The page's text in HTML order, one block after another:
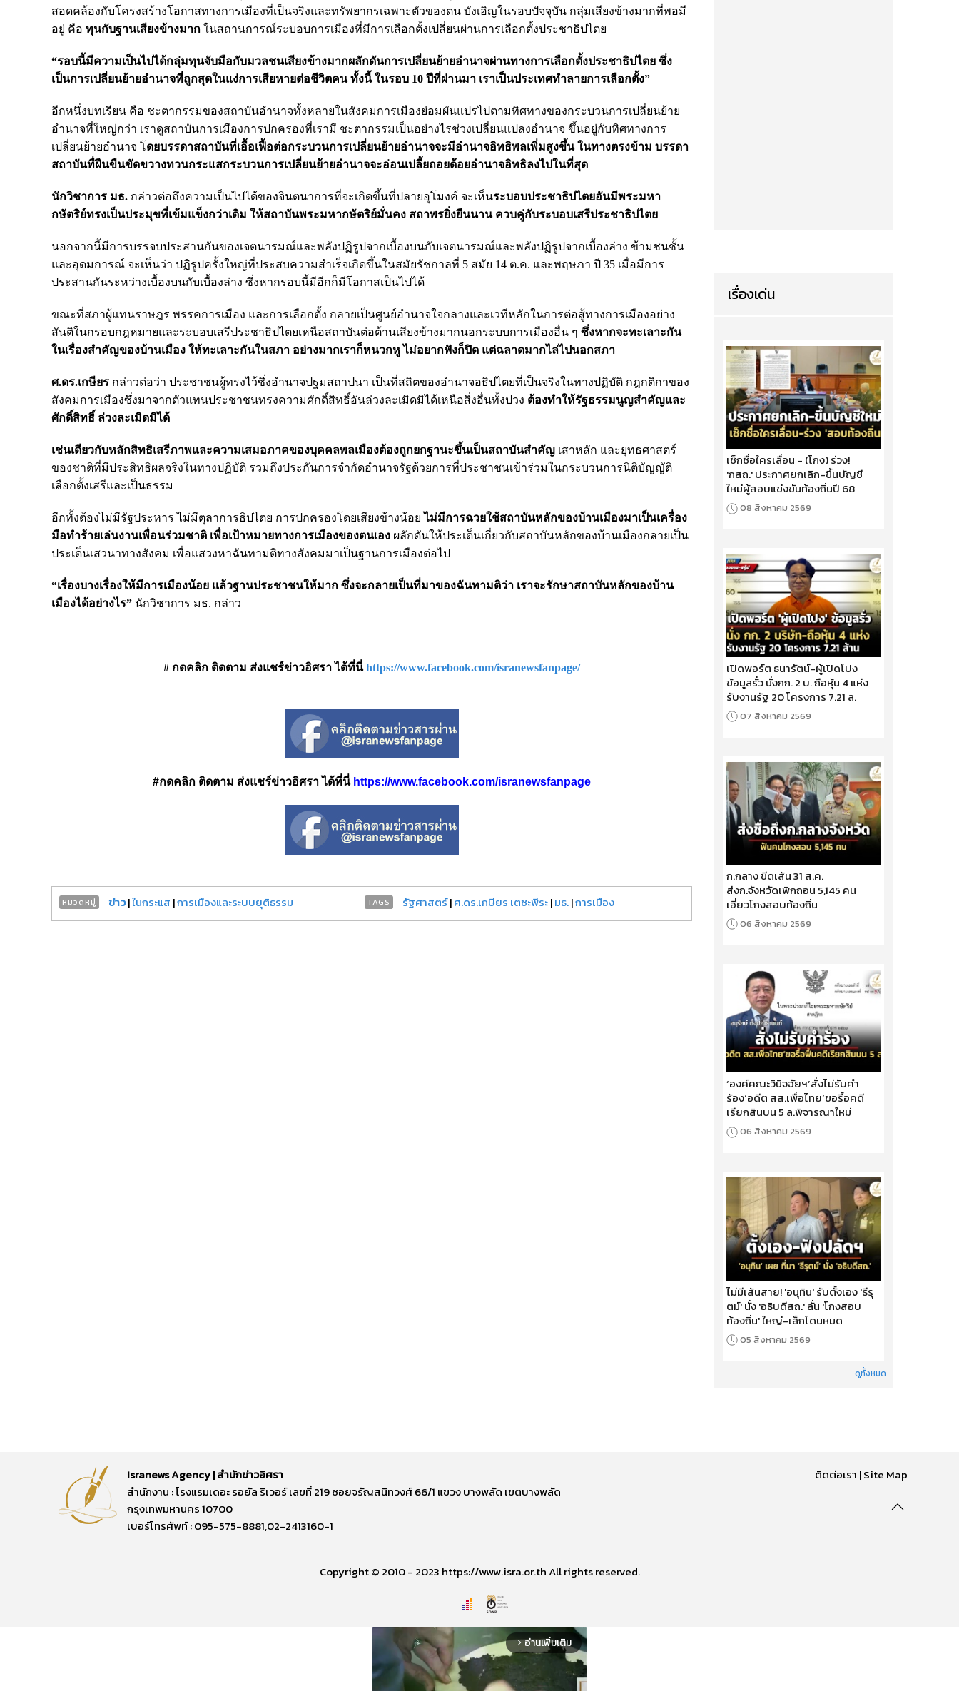
สอดคล้องกับโครงสร้างโอกาสทางการเมืองที่เป็นจริงและทรัพยากรเฉพาะตัวของตน บังเอิญในรอบปัจจุบัน กลุ่มเสียงข้างมากที่พอมี
อยู่ คือ ทุนกับฐานเสียงข้างมาก ในสถานการณ์ระบอบการเมืองที่มีการเลือกตั้งเปลี่ยนผ่านการเลือกตั้งประชาธิปไตย
“รอบนี้มีความเป็นไปได้กลุ่มทุนจับมือกับมวลชนเสียงข้างมากผลักดันการเปลี่ยนย้ายอำนาจผ่านทางการเลือกตั้งประชาธิปไตย ซึ่ง
เป็นการเปลี่ยนย้ายอำนาจที่ถูกสุดในแง่การเสียหายต่อชีวิตคน ทั้งนี้ ในรอบ 10 ปีที่ผ่านมา เราเป็นประเทศทำลายการเลือกตั้ง”
อีกหนึ่งบทเรียน คือ ชะตากรรมของสถาบันอำนาจทั้งหลายในสังคมการเมืองย่อมผันแปรไปตามทิศทางของกระบวนการเปลี่ยนย้าย
อำนาจที่ใหญ่กว่า เราดูสถาบันการเมืองการปกครองที่เรามี ชะตากรรมเป็นอย่างไรช่วงเปลี่ยนแปลงอำนาจ ขึ้นอยู่กับทิศทางการ
เปลี่ยนย้ายอำนาจ โดยบรรดาสถาบันที่เอื้อเฟื้อต่อกระบวนการเปลี่ยนย้ายอำนาจจะมีอำนาจอิทธิพลเพิ่มสูงขึ้น ในทางตรงข้าม บรรดา
สถาบันทื่ฝืนขืนขัดขวางทวนกระแสกระบวนการเปลี่ยนย้ายอำนาจจะอ่อนเปลี้ยถอยด้อยอำนาจอิทธิลงไปในที่สุด
นักวิชาการ มธ. กล่าวต่อถึงความเป็นไปได้ของจินตนาการที่จะเกิดขึ้นที่ปลายอุโมงค์ จะเห็นระบอบประชาธิปไตยอันมีพระมหา
กษัตริย์ทรงเป็นประมุขที่เข้มแข็งกว่าเดิม ให้สถาบันพระมหากษัตริย์มั่นคง สถาพรยิ่งยืนนาน ควบคู่กับระบอบเสรีประชาธิปไตย
นอกจากนี้มีการบรรจบประสานกันของเจตนารมณ์และพลังปฏิรูปจากเบื้องบนกับเจตนารมณ์และพลังปฏิรูปจากเบื้องล่าง ข้ามชนชั้น
และอุดมการณ์ จะเห็นว่า ปฏิรูปครั้งใหญ่ที่ประสบความสำเร็จเกิดขึ้นในสมัยรัชกาลที่ 5 สมัย 14 ต.ค. และพฤษภา ปี 35 เมื่อมีการ
ประสานกันระหว่างเบื้องบนกับเบื้องล่าง ซึ่งหากรอบนี้มีอีกก็มีโอกาสเป็นไปได้
ขณะที่สภาผู้แทนราษฎร พรรคการเมือง และการเลือกตั้ง กลายเป็นศูนย์อำนาจใจกลางและเวทีหลักในการต่อสู้ทางการเมืองอย่าง
สันติในกรอบกฎหมายและระบอบเสรีประชาธิปไตยเหนือสถาบันต่อต้านเสียงข้างมากนอกระบบการเมืองอื่น ๆ ซึ่งหากจะทะเลาะกัน
ในเรื่องสำคัญของบ้านเมือง ให้ทะเลาะกันในสภา อย่างมากเราก็หนวกหู ไม่อยากฟังก็ปิด แต่ฉลาดมากไล่ไปนอกสภา
ศ.ดร.เกษียร กล่าวต่อว่า ประชาชนผู้ทรงไว้ซึ่งอำนาจปฐมสถาปนา เป็นที่สถิตของอำนาจอธิปไตยที่เป็นจริงในทางปฏิบัติ กฎกติกาของ
สังคมการเมืองซึ่งมาจากตัวแทนประชาชนทรงความศักดิ์สิทธิ์อันล่วงละเมิดมิได้เหนือสิ่งอื่นทั้งปวง ต้องทำให้รัฐธรรมนูญสำคัญและ
ศักดิ์สิทธิ์ ล่วงละเมิดมิได้
เช่นเดียวกับหลักสิทธิเสรีภาพและความเสมอภาคของบุคคลพลเมืองต้องถูกยกฐานะขึ้นเป็นสถาบันสำคัญ เสาหลัก และยุทธศาสตร์
ของชาติที่มีประสิทธิผลจริงในทางปฏิบัติ รวมถึงประกันการจำกัดอำนาจรัฐด้วยการที่ประชาชนเข้าร่วมในกระบวนการนิติบัญญัติ
เลือกตั้งเสรีและเป็นธรรม
อีกทั้งต้องไม่มีรัฐประหาร ไม่มีตุลาการธิปไตย การปกครองโดยเสียงข้างน้อยไม่มีการฉวยใช้สถาบันหลักของบ้านเมืองมาเป็นเครื่อง
มือทำร้ายเล่นงานเพื่อนร่วมชาติ เพื่อเป้าหมายทางการเมืองของตนเอง ผลักดันให้ประเด็นเกี่ยวกับสถาบันหลักของบ้านเมืองกลายเป็น
ประเด็นเสวนาทางสังคม เพื่อแสวงหาฉันทามติทางสังคมมาเป็นฐานการเมืองต่อไป
“เรื่องบางเรื่องให้มีการเมืองน้อย แล้วฐานประชาชนให้มาก ซึ่งจะกลายเป็นที่มาของฉันทามติว่า เราจะรักษาสถาบันหลักของบ้าน
เมืองได้อย่างไร” นักวิชาการ มธ. กล่าว
# กดคลิก ติดตาม ส่งแชร์ข่าวอิศรา ได้ที่นี่https://www.facebook.com/isranewsfanpage/
#กดคลิก ติดตาม ส่งแชร์ข่าวอิศรา ได้ที่นี่ https://www.facebook.com/isranewsfanpage
หมวดหมู่ ข่าว|ในกระแส |การเมืองและระบบยุติธรรม TAGS รัฐศาสตร์|ศ.ดร.เกษียร เตชะพีระ|มธ.|การเมือง
เรื่องเด่น
เช็กชื่อใครเลื่อน - (โกง) ร่วง!
'กสถ.' ประกาศยกเลิก-ขึ้นบัญชี
ใหม่ผู้สอบแข่งขันท้องถิ่นปี 68
08 สิงหาคม 2569
เปิดพอร์ต ธนารัตน์-ผู้เปิดโปง
ข้อมูลรั่ว นั่งกก. 2 บ. ถือหุ้น 4 แห่ง
รับงานรัฐ 20 โครงการ 7.21 ล.
07 สิงหาคม 2569
ก.กลาง ขีดเส้น 31 ส.ค.
ส่งก.จังหวัดเพิกถอน 5,145 คน
เอี่ยวโกงสอบท้องถิ่น
06 สิงหาคม 2569
‘องค์คณะวินิจฉัยฯ’สั่งไม่รับคำ
ร้อง‘อดีต สส.เพื่อไทย’ขอรื้อคดี
เรียกสินบน 5 ล.พิจารณาใหม่
06 สิงหาคม 2569
ไม่มีเส้นสาย! 'อนุทิน' รับตั้งเอง 'ธีรุ
ตม์' นั่ง 'อธิบดีสถ.' ลั่น 'โกงสอบ
ท้องถิ่น' ใหญ่-เล็กโดนหมด
05 สิงหาคม 2569
ดูทั้งหมด
Isranews Agency | สำนักข่าวอิศรา
สำนักงาน : โรงแรมเดอะ รอยัล ริเวอร์ เลขที่ 219 ซอยจรัญสนิทวงศ์ 66/1 แขวง บางพลัด เขตบางพลัด
กรุงเทพมหานคร 10700
เบอร์โทรศัพท์ : 095-575-8881,02-2413160-1
ติดต่อเรา |Site Map
Copyright © 2010 - 2023 https://www.isra.or.th All rights reserved.
arrow_forward_ios อ่านเพิ่มเติม